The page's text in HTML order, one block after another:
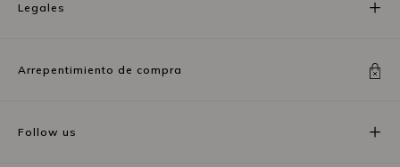
Legales
Arrepentimiento de compra
Follow us